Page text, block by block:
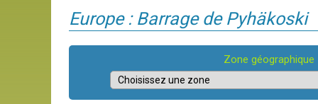
Europe : Barrage de Pyhäkoski
Zone géographique